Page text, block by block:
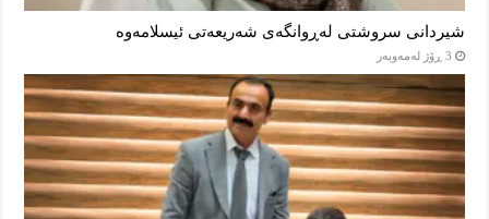
شیردانی سروشتی لەڕوانگەی شەریعەتی ئیسلامەوە
3 ڕۆژ لەمەوبەر